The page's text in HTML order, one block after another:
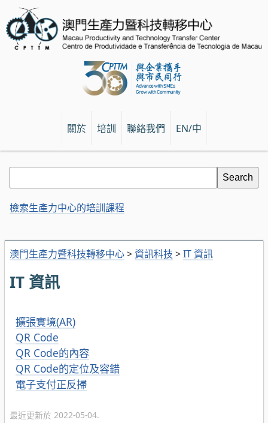
關於 培訓 聯絡我們 EN/中
澳門生產力暨科技轉移中心> 資訊科技 >IT 資訊
IT 資訊
擴張實境(AR)
QR Code
QR Code的內容
QR Code的定位及容錯
電子支付正反掃
最近更新於 2022-05-04.
檢索生產力中心的培訓課程